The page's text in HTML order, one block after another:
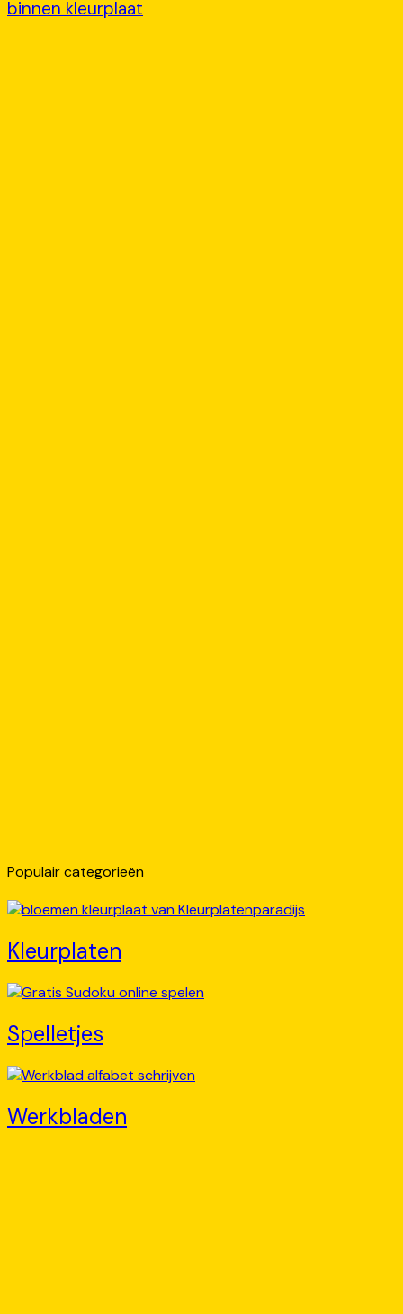
binnen kleurplaat
Populair categorieën
Kleurplaten
Spelletjes
Werkbladen